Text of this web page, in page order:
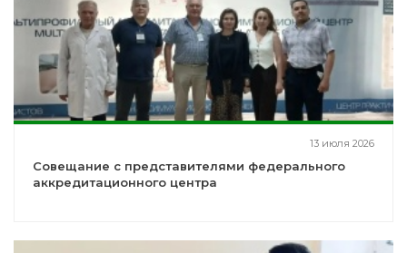
13 июля 2026
Совещание с представителями федерального
аккредитационного центра